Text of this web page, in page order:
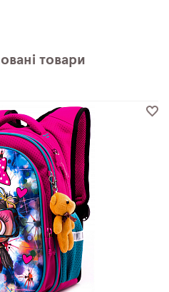
товари